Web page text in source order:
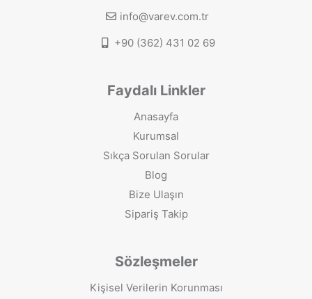
info@varev.com.tr
+90 (362) 431 02 69
Faydalı Linkler
Anasayfa
Kurumsal
Sıkça Sorulan Sorular
Blog
Bize Ulaşın
Sipariş Takip
Sözleşmeler
Kişisel Verilerin Korunması